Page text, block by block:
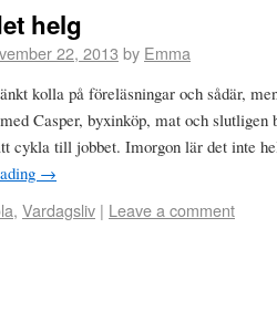
helg
22, 2013 by Emma
kolla på föreläsningar och sådär,
Casper, byxinköp, mat och slutligen
cykla till jobbet. Imorgon lär det inte
→
, Vardagsliv | Leave a comment